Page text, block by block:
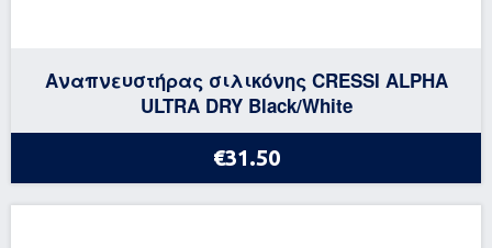
Αναπνευστήρας σιλικόνης CRESSI ALPHA
ULTRA DRY Black/White
€31.50